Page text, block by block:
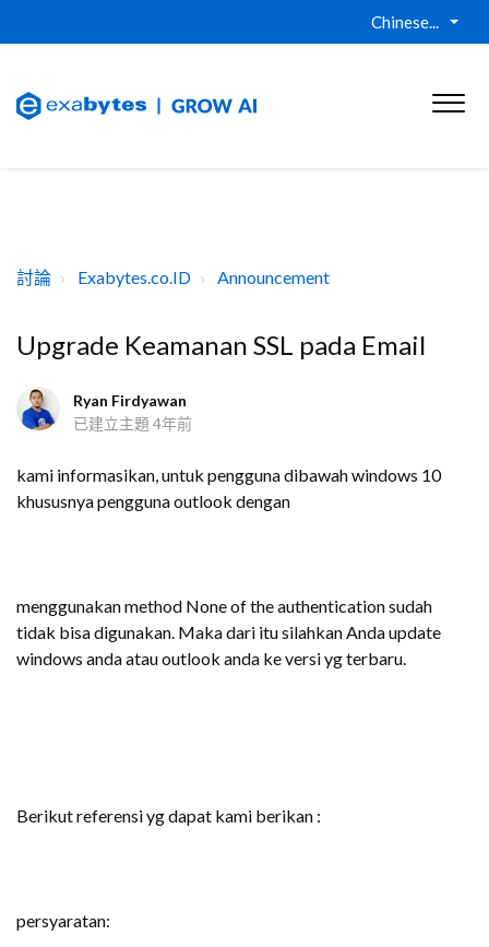
Chinese...
討論 Exabytes.co.ID Announcement
Upgrade Keamanan SSL pada Email
Ryan Firdyawan
已建立主題 4年前
kami informasikan, untuk pengguna dibawah windows 10
khususnya pengguna outlook dengan
menggunakan method None of the authentication sudah
tidak bisa digunakan. Maka dari itu silahkan Anda update
windows anda atau outlook anda ke versi yg terbaru.
Berikut referensi yg dapat kami berikan :
persyaratan: